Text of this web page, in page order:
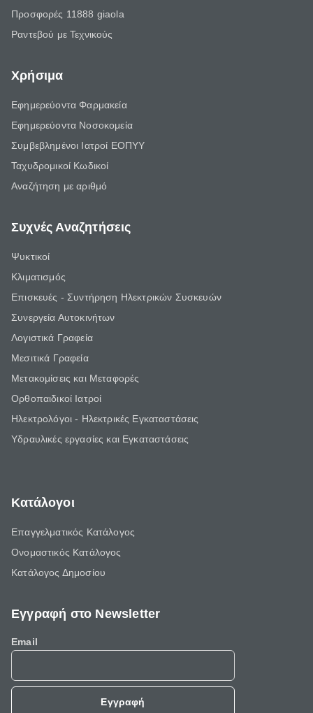
Προσφορές 11888 giaola
Ραντεβού με Τεχνικούς
Χρήσιμα
Εφημερεύοντα Φαρμακεία
Εφημερεύοντα Νοσοκομεία
Συμβεβλημένοι Ιατροί ΕΟΠΥΥ
Ταχυδρομικοί Κωδικοί
Αναζήτηση με αριθμό
Συχνές Αναζητήσεις
Ψυκτικοί
Κλιματισμός
Επισκευές - Συντήρηση Ηλεκτρικών Συσκευών
Συνεργεία Αυτοκινήτων
Λογιστικά Γραφεία
Μεσιτικά Γραφεία
Μετακομίσεις και Μεταφορές
Ορθοπαιδικοί Ιατροί
Ηλεκτρολόγοι - Ηλεκτρικές Εγκαταστάσεις
Υδραυλικές εργασίες και Εγκαταστάσεις
Κατάλογοι
Επαγγελματικός Κατάλογος
Ονομαστικός Κατάλογος
Κατάλογος Δημοσίου
Εγγραφή στο Newsletter
Email
Εγγραφή